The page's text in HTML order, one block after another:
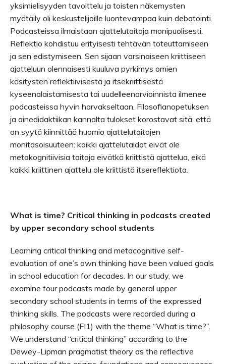
yksimielisyyden tavoittelu ja toisten näkemysten
myötäily oli keskustelijoille luontevampaa kuin debatointi.
Podcasteissa ilmaistaan ajattelutaitoja monipuolisesti.
Reflektio kohdistuu erityisesti tehtävän toteuttamiseen
ja sen edistymiseen. Sen sijaan varsinaiseen kriittiseen
ajatteluun olennaisesti kuuluva pyrkimys omien
käsitysten reflektiivisestä ja itsekriittisestä
kyseenalaistamisesta tai uudelleenarvioinnista ilmenee
podcasteissa hyvin harvakseltaan. Filosofianopetuksen
ja ainedidaktiikan kannalta tulokset korostavat sitä, että
on syytä kiinnittää huomio ajattelutaitojen
monitasoisuuteen: kaikki ajattelutaidot eivät ole
metakognitiivisia taitoja eivätkä kriittistä ajattelua, eikä
kaikki kriittinen ajattelu ole kriittistä itsereflektiota.
What is time? Critical thinking in podcasts created
by upper secondary school students
Learning critical thinking and metacognitive self-
evaluation of one’s own thinking have been valued goals
in school education for decades. In our study, we
examine four podcasts made by general upper
secondary school students in terms of the expressed
thinking skills. The podcasts were recorded during a
philosophy course (FI1) with the theme “What is time?”.
We understand “critical thinking” according to the
Dewey-Lipman pragmatist theory as the reflective